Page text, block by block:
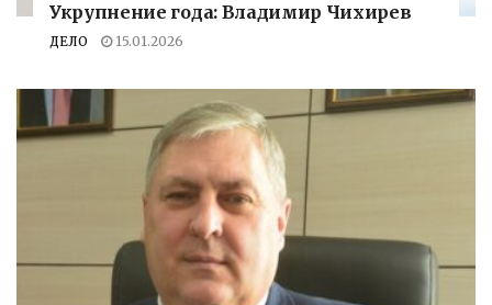
Укрупнение года: Владимир Чихирев
ДЕЛО 15.01.2026